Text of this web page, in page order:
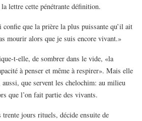
lettre cette pénétrante définition.
que la prière la plus puissante qu’il ait
mourir alors que je suis encore vivant.»
t-elle, de sombrer dans le vide, «la
à penser et même à respirer». Mais elle
aussi, que servent les chelochim: au milieu
que l’on fait partie des vivants.
jours rituels, décide ensuite de